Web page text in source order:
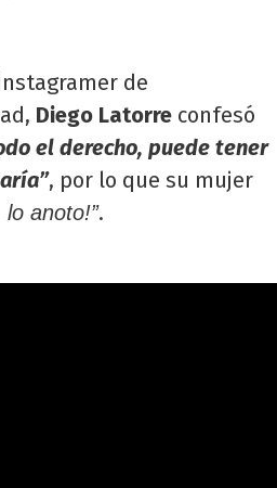
de
Diego Latorre confesó
el derecho, puede tener
, por lo que su mujer
lo anoto!”.